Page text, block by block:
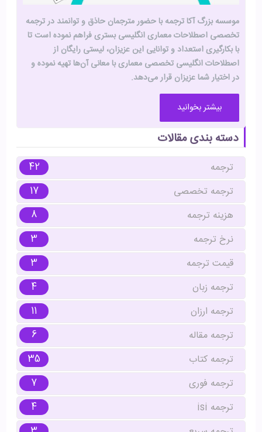
موسسه بزرگ آکا ترجمه با حضور مترجمان حاذق و توانمند در ترجمه
تخصصی اصطلاحات معماری انگلیسی بستری فراهم نموده است تا
با بکارگیری استعداد و توانایی این عزیزان، لیستی رایگان از
اصطلاحات انگلیسی تخصصی معماری با معانی آن‌ها تهیه نموده و
در اختیار شما عزیزان قرار می‌دهد.
بیشتر بخوانید
دسته بندی مقالات
ترجمه
42
ترجمه تخصصی
17
هزینه ترجمه
8
نرخ ترجمه
3
قیمت ترجمه
3
ترجمه زبان
4
ترجمه ارزان
11
ترجمه مقاله
6
ترجمه کتاب
35
ترجمه فوری
7
ترجمه isi
4